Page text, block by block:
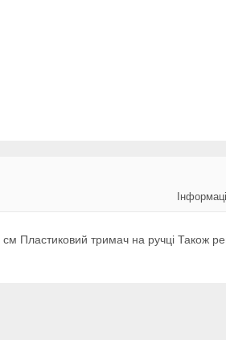
Пластиковий тримач на ручці Також